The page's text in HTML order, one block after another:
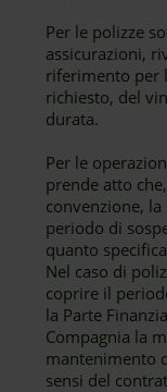
Per le polizze
assicurazioni,
riferimento per
richiesto, del
durata.
Per le
prende atto
convenzione,
periodo di
quanto
Nel caso di
coprire il
la Parte
Compagnia la
mantenimento
sensi del